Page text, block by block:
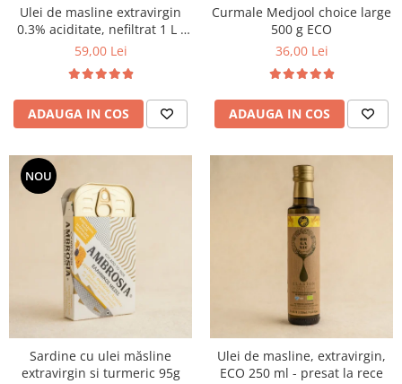
Ulei de masline extravirgin
0.3% aciditate, nefiltrat 1 L -
presat la rece
59,00 Lei
ADAUGA IN COS
Curmale Medjool choice large
500 g ECO
36,00 Lei
ADAUGA IN COS
NOU
Sardine cu ulei măsline
extravirgin si turmeric 95g
Ulei de masline, extravirgin,
ECO 250 ml - presat la rece